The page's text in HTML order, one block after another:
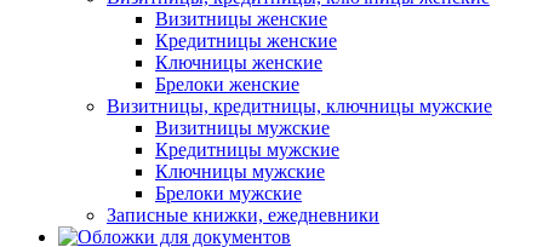
Визитницы женские
Кредитницы женские
Ключницы женские
Брелоки женские
Визитницы, кредитницы, ключницы мужские
Визитницы мужские
Кредитницы мужские
Ключницы мужские
Брелоки мужские
Записные книжки, ежедневники